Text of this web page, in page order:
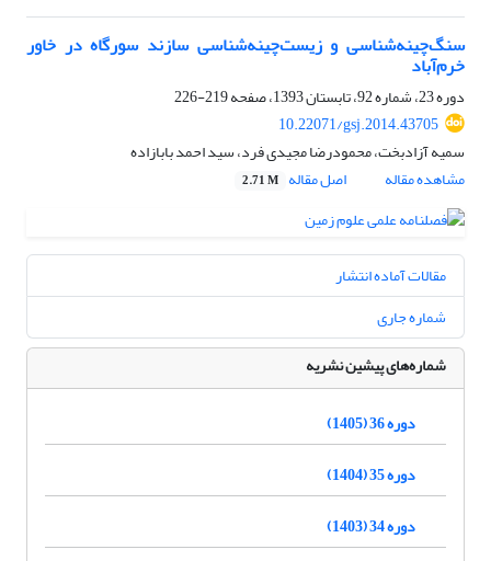
سنگ‌چینه‌شناسی و زیست‌چینه‌شناسی سازند سورگاه در خاور
خرم‌آباد
دوره 23، شماره 92، تابستان 1393، صفحه
219-226
10.22071/gsj.2014.43705
سمیه آزادبخت، محمودرضا مجیدی فرد، سید احمد بابازاده
مشاهده مقاله
اصل مقاله 2.71 M
مقالات آماده انتشار
شماره جاری
شماره‌های پیشین نشریه
دوره 36 (1405)
دوره 35 (1404)
دوره 34 (1403)